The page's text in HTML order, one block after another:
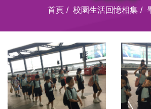
首頁 校園生活回憶相集